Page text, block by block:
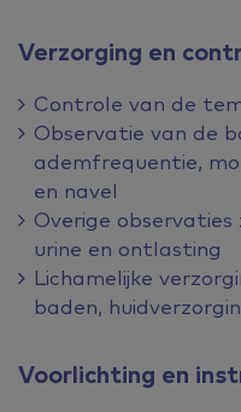
Verzorging en
Controle van de
Observatie van de
ademfrequentie,
en navel
Overige
urine en ontlasting
Lichamelijke
baden,
Voorlichting en